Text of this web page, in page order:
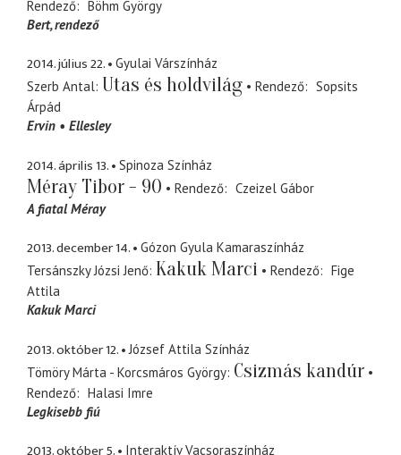
Rendező
Böhm György
Bert rendező
2014. július 22.
Gyulai Várszínház
Szerb Antal Utas és holdvilág Rendező
Sopsits
Árpád
Ervin
Ellesley
2014. április 13. Spinoza Színház
Méray Tibor - 90 Rendező
Czeizel Gábor
A fiatal Méray
2013. december 14.
Gózon Gyula Kamaraszínház
Tersánszky Józsi Jenő Kakuk Marci Rendező
Fige
Attila
Kakuk Marci
2013. október 12.
József Attila Színház
Tömöry Márta - Korcsmáros György Csizmás kandúr
Rendező
Halasi Imre
Legkisebb fiú
Interaktív Vacsoraszínház